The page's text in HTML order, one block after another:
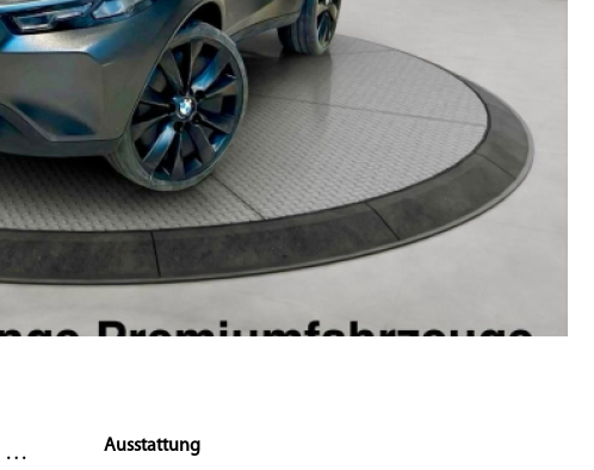
530d M-SPORT AD.LED ACC PANO HiFi HUD KAMERA 19"
Ausstattung